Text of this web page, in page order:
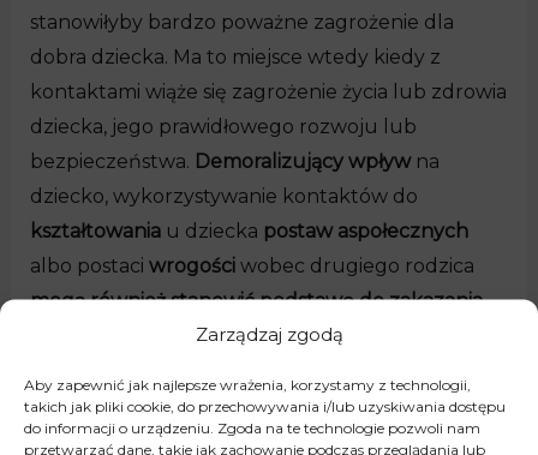
Zarządzaj zgodą
Aby zapewnić jak najlepsze wrażenia, korzystamy z technologii,
takich jak pliki cookie, do przechowywania i/lub uzyskiwania dostępu
do informacji o urządzeniu. Zgoda na te technologie pozwoli nam
przetwarzać dane, takie jak zachowanie podczas przeglądania lub
stanowiłyby bardzo poważne zagrożenie dla
dobra dziecka. Ma to miejsce wtedy kiedy z
kontaktami wiąże się zagrożenie życia lub zdrowia
dziecka, jego prawidłowego rozwoju lub
bezpieczeństwa. Demoralizujący wpływna
dziecko, wykorzystywanie kontaktów do
kształtowaniau dziecka postaw aspołecznych
albo postaci wrogościwobec drugiego rodzica
mogą również stanowić podstawę do zakazania
przez Sąd kontaktów z dzieckiem
rodziców lub obojga z nich nie powoduje
automatycznie utraty prawa do kontaktów z